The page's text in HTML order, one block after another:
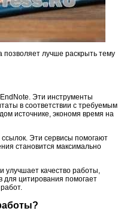
позволяет лучше раскрыть тему
Эти инструменты
в соответствии с требуемым
источнике, экономя время на
Эти сервисы помогают
становится максимально
улучшает качество работы,
для цитирования помогает